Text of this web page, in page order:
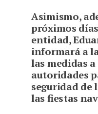
Asimismo,
próximos
entidad,
informará a
las medidas
autoridades
seguridad de
las fiestas